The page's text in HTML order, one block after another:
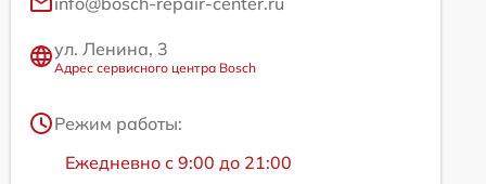
ул. Ленина, 3
Адрес сервисного центра Bosch
Режим работы:
Ежедневно с 9:00 до 21:00